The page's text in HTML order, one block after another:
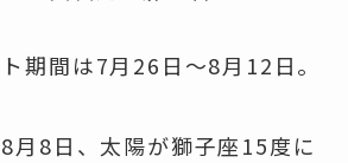
期間は7月26日〜8月12日。
月8日、太陽が獅子座15度に